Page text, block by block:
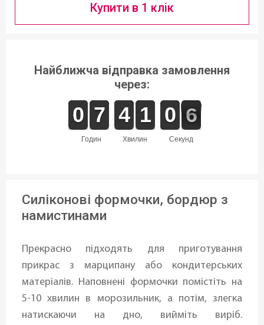
Купити в 1 клік
Найближча відправка замовлення
через:
годин
9
9
0
0 6
6
7
7
хвилин
3
3
4
4 1
1
1
1
секунд
1
0
0 6
5
5
Силіконові формочки, бордюр з
намистинами
Прекрасно підходять для приготування
прикрас з марципану або кондитерських
матеріалів. Наповнені формочки помістіть на
5-10 хвилин в морозильник, а потім, злегка
натискаючи на дно, вийміть виріб.